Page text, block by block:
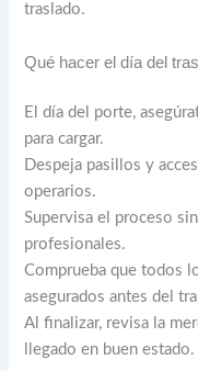
traslado.
Qué hacer el día del
El día del porte,
para cargar.
Despeja pasillos y
operarios.
Supervisa el proceso
profesionales.
Comprueba que todos
asegurados antes del
Al finalizar, revisa la
llegado en buen estado.